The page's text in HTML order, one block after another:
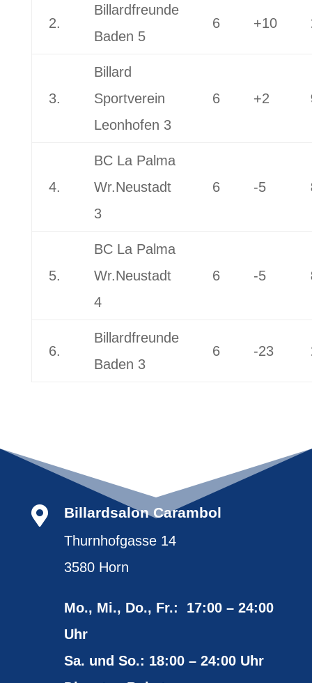
2.
Billardfreunde
Baden 5
6 +10
3.
Billard
Sportverein
Leonhofen 3
6 +2
4.
BC La Palma
Wr.Neustadt
3
6 -5
5.
BC La Palma
Wr.Neustadt
4
6 -5
6.
Billardfreunde
Baden 3
6 -23
 Billardsalon Carambol
Thurnhofgasse 14
3580 Horn
Mo., Mi., Do., Fr.: 17:00 – 24:00
Uhr
Sa. und So.: 18:00 – 24:00 Uhr